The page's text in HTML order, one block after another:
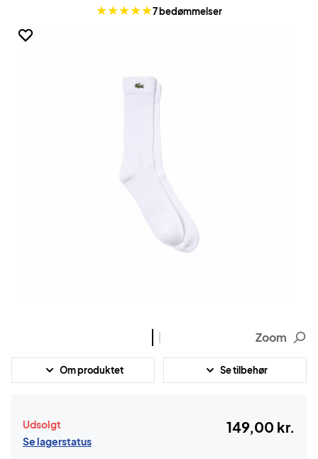
7 bedømmelser
Zoom
Om produktet Se tilbehør
Udsolgt
Se lagerstatus
149,00 kr.